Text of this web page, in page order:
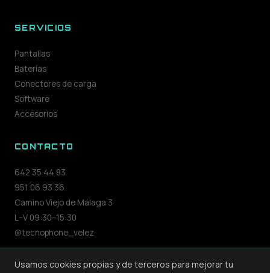
SERVICIOS
Pantallas
Baterías
Conectores de carga
Software
Accesorios
CONTACTO
642 35 44 83
951 06 93 36
Camino Viejo de Málaga 3
L–V 09:30–15:30
@tecnophone_velez
Usamos cookies propias y de terceros para mejorar tu